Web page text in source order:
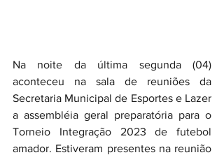
Na noite da última segunda (04)
aconteceu na sala de reuniões da
Secretaria Municipal de Esportes e Lazer
a assembléia geral preparatória para o
Torneio Integração 2023 de futebol
amador. Estiveram presentes na reunião